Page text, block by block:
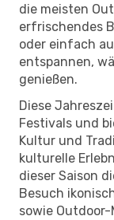
die meisten
erfrischendes
oder einfach
entspannen,
genießen.
Diese
Festivals und
Kultur und
kulturelle
dieser Saison
Besuch
sowie